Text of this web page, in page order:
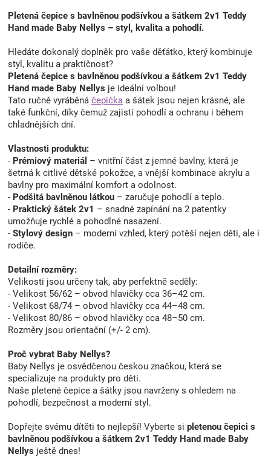
Pletená čepice s bavlněnou podšívkou a šátkem 2v1 Teddy
Hand made Baby Nellys – styl, kvalita a pohodlí.
Hledáte dokonalý doplněk pro vaše děťátko, který kombinuje
styl, kvalitu a praktičnost?
Pletená čepice s bavlněnou podšívkou a šátkem 2v1 Teddy
Hand made Baby Nellys je ideální volbou!
Tato ručně vyráběná čepička a šátek jsou nejen krásné, ale
také funkční, díky čemuž zajistí pohodlí a ochranu i během
chladnějších dní.
Vlastnosti produktu:
- Prémiový materiál – vnitřní část z jemné bavlny, která je
šetrná k citlivé dětské pokožce, a vnější kombinace akrylu a
bavlny pro maximální komfort a odolnost.
- Podšitá bavlněnou látkou – zaručuje pohodlí a teplo.
- Praktický šátek 2v1 – snadné zapínání na 2 patentky
umožňuje rychlé a pohodlné nasazení.
- Stylový design – moderní vzhled, který potěší nejen děti, ale i
rodiče.
Detailní rozměry:
Velikosti jsou určeny tak, aby perfektně seděly:
- Velikost 56/62 – obvod hlavičky cca 36–42 cm.
- Velikost 68/74 – obvod hlavičky cca 44–48 cm.
- Velikost 80/86 – obvod hlavičky cca 48–50 cm.
Rozměry jsou orientační (+/- 2 cm).
Proč vybrat Baby Nellys?
Baby Nellys je osvědčenou českou značkou, která se
specializuje na produkty pro děti.
Naše pletené čepice a šátky jsou navrženy s ohledem na
pohodlí, bezpečnost a moderní styl.
Dopřejte svému dítěti to nejlepší! Vyberte si pletenou čepici s
bavlněnou podšívkou a šátkem 2v1 Teddy Hand made Baby
Nellys ještě dnes!